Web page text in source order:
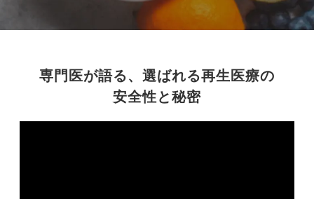
専門医が語る、選ばれる再生医療の
安全性と秘密